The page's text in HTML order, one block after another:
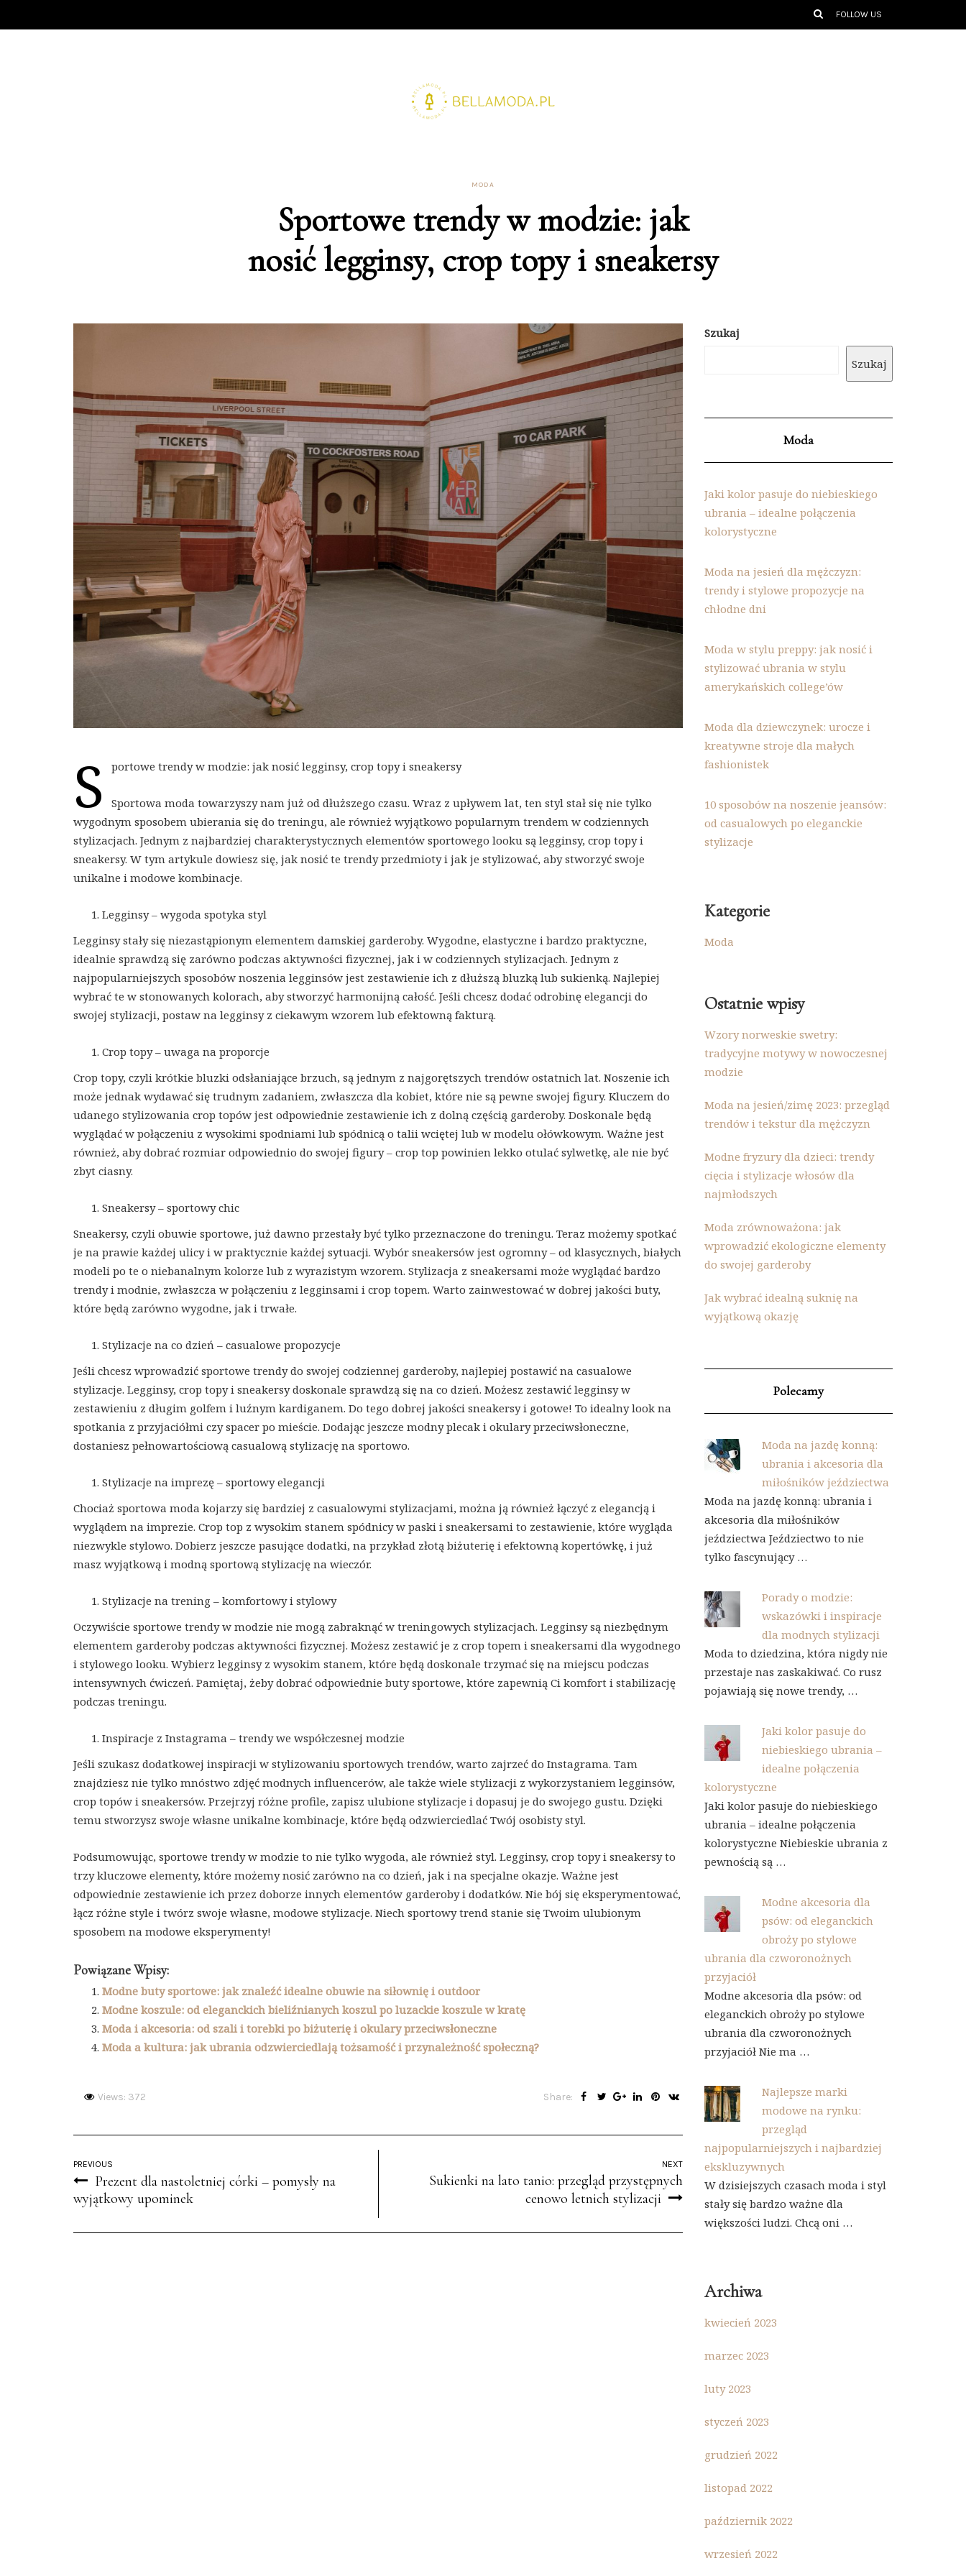
FOLLOW US
MODA
Sportowe trendy w modzie: jak
nosić legginsy, crop topy i sneakersy
S portowe trendy w modzie: jak nosić legginsy, crop topy i sneakersy
Sportowa moda towarzyszy nam już od dłuższego czasu. Wraz z upływem lat, ten styl stał się nie tylko
wygodnym sposobem ubierania się do treningu, ale również wyjątkowo popularnym trendem w codziennych
stylizacjach. Jednym z najbardziej charakterystycznych elementów sportowego looku są legginsy, crop topy i
sneakersy. W tym artykule dowiesz się, jak nosić te trendy przedmioty i jak je stylizować, aby stworzyć swoje
unikalne i modowe kombinacje.
Legginsy – wygoda spotyka styl
Legginsy stały się niezastąpionym elementem damskiej garderoby. Wygodne, elastyczne i bardzo praktyczne,
idealnie sprawdzą się zarówno podczas aktywności fizycznej, jak i w codziennych stylizacjach. Jednym z
najpopularniejszych sposobów noszenia legginsów jest zestawienie ich z dłuższą bluzką lub sukienką. Najlepiej
wybrać te w stonowanych kolorach, aby stworzyć harmonijną całość. Jeśli chcesz dodać odrobinę elegancji do
swojej stylizacji, postaw na legginsy z ciekawym wzorem lub efektowną fakturą.
Crop topy – uwaga na proporcje
Crop topy, czyli krótkie bluzki odsłaniające brzuch, są jednym z najgorętszych trendów ostatnich lat. Noszenie ich
może jednak wydawać się trudnym zadaniem, zwłaszcza dla kobiet, które nie są pewne swojej figury. Kluczem do
udanego stylizowania crop topów jest odpowiednie zestawienie ich z dolną częścią garderoby. Doskonale będą
wyglądać w połączeniu z wysokimi spodniami lub spódnicą o talii wciętej lub w modelu ołówkowym. Ważne jest
również, aby dobrać rozmiar odpowiednio do swojej figury – crop top powinien lekko otulać sylwetkę, ale nie być
zbyt ciasny.
Sneakersy – sportowy chic
Sneakersy, czyli obuwie sportowe, już dawno przestały być tylko przeznaczone do treningu. Teraz możemy spotkać
je na prawie każdej ulicy i w praktycznie każdej sytuacji. Wybór sneakersów jest ogromny – od klasycznych, białych
modeli po te o niebanalnym kolorze lub z wyrazistym wzorem. Stylizacja z sneakersami może wyglądać bardzo
trendy i modnie, zwłaszcza w połączeniu z legginsami i crop topem. Warto zainwestować w dobrej jakości buty,
które będą zarówno wygodne, jak i trwałe.
Stylizacje na co dzień – casualowe propozycje
Jeśli chcesz wprowadzić sportowe trendy do swojej codziennej garderoby, najlepiej postawić na casualowe
stylizacje. Legginsy, crop topy i sneakersy doskonale sprawdzą się na co dzień. Możesz zestawić legginsy w
zestawieniu z długim golfem i luźnym kardiganem. Do tego dobrej jakości sneakersy i gotowe! To idealny look na
spotkania z przyjaciółmi czy spacer po mieście. Dodając jeszcze modny plecak i okulary przeciwsłoneczne,
dostaniesz pełnowartościową casualową stylizację na sportowo.
Stylizacje na imprezę – sportowy elegancji
Chociaż sportowa moda kojarzy się bardziej z casualowymi stylizacjami, można ją również łączyć z elegancją i
wyglądem na imprezie. Crop top z wysokim stanem spódnicy w paski i sneakersami to zestawienie, które wygląda
niezwykle stylowo. Dobierz jeszcze pasujące dodatki, na przykład złotą biżuterię i efektowną kopertówkę, i już
masz wyjątkową i modną sportową stylizację na wieczór.
Stylizacje na trening – komfortowy i stylowy
Oczywiście sportowe trendy w modzie nie mogą zabraknąć w treningowych stylizacjach. Legginsy są niezbędnym
elementem garderoby podczas aktywności fizycznej. Możesz zestawić je z crop topem i sneakersami dla wygodnego
i stylowego looku. Wybierz legginsy z wysokim stanem, które będą doskonale trzymać się na miejscu podczas
intensywnych ćwiczeń. Pamiętaj, żeby dobrać odpowiednie buty sportowe, które zapewnią Ci komfort i stabilizację
podczas treningu.
Inspiracje z Instagrama – trendy we współczesnej modzie
Jeśli szukasz dodatkowej inspiracji w stylizowaniu sportowych trendów, warto zajrzeć do Instagrama. Tam
znajdziesz nie tylko mnóstwo zdjęć modnych influencerów, ale także wiele stylizacji z wykorzystaniem legginsów,
crop topów i sneakersów. Przejrzyj różne profile, zapisz ulubione stylizacje i dopasuj je do swojego gustu. Dzięki
temu stworzysz swoje własne unikalne kombinacje, które będą odzwierciedlać Twój osobisty styl.
Podsumowując, sportowe trendy w modzie to nie tylko wygoda, ale również styl. Legginsy, crop topy i sneakersy to
trzy kluczowe elementy, które możemy nosić zarówno na co dzień, jak i na specjalne okazje. Ważne jest
odpowiednie zestawienie ich przez doborze innych elementów garderoby i dodatków. Nie bój się eksperymentować,
łącz różne style i twórz swoje własne, modowe stylizacje. Niech sportowy trend stanie się Twoim ulubionym
sposobem na modowe eksperymenty!
Powiązane Wpisy:
Modne buty sportowe: jak znaleźć idealne obuwie na siłownię i outdoor
Modne koszule: od eleganckich bieliźnianych koszul po luzackie koszule w kratę
Moda i akcesoria: od szali i torebki po biżuterię i okulary przeciwsłoneczne
Moda a kultura: jak ubrania odzwierciedlają tożsamość i przynależność społeczną?
Views: 372 Share:
PREVIOUS
Prezent dla nastoletniej córki – pomysły na
wyjątkowy upominek
NEXT
Sukienki na lato tanio: przegląd przystępnych
cenowo letnich stylizacji
Szukaj
Szukaj
Moda
Jaki kolor pasuje do niebieskiego
ubrania – idealne połączenia
kolorystyczne
Moda na jesień dla mężczyzn:
trendy i stylowe propozycje na
chłodne dni
Moda w stylu preppy: jak nosić i
stylizować ubrania w stylu
amerykańskich college’ów
Moda dla dziewczynek: urocze i
kreatywne stroje dla małych
fashionistek
10 sposobów na noszenie jeansów:
od casualowych po eleganckie
stylizacje
Kategorie
Moda
Ostatnie wpisy
Wzory norweskie swetry:
tradycyjne motywy w nowoczesnej
modzie
Moda na jesień/zimę 2023: przegląd
trendów i tekstur dla mężczyzn
Modne fryzury dla dzieci: trendy
cięcia i stylizacje włosów dla
najmłodszych
Moda zrównoważona: jak
wprowadzić ekologiczne elementy
do swojej garderoby
Jak wybrać idealną suknię na
wyjątkową okazję
Polecamy
Moda na jazdę konną:
ubrania i akcesoria dla
miłośników jeździectwa
Moda na jazdę konną: ubrania i
akcesoria dla miłośników
jeździectwa Jeździectwo to nie
tylko fascynujący …
Porady o modzie:
wskazówki i inspiracje
dla modnych stylizacji
Moda to dziedzina, która nigdy nie
przestaje nas zaskakiwać. Co rusz
pojawiają się nowe trendy, …
Jaki kolor pasuje do
niebieskiego ubrania –
idealne połączenia
kolorystyczne
Jaki kolor pasuje do niebieskiego
ubrania – idealne połączenia
kolorystyczne Niebieskie ubrania z
pewnością są …
Modne akcesoria dla
psów: od eleganckich
obroży po stylowe
ubrania dla czworonożnych
przyjaciół
Modne akcesoria dla psów: od
eleganckich obroży po stylowe
ubrania dla czworonożnych
przyjaciół Nie ma …
Najlepsze marki
modowe na rynku:
przegląd
najpopularniejszych i najbardziej
ekskluzywnych
W dzisiejszych czasach moda i styl
stały się bardzo ważne dla
większości ludzi. Chcą oni …
Archiwa
kwiecień 2023
marzec 2023
luty 2023
styczeń 2023
grudzień 2022
listopad 2022
październik 2022
wrzesień 2022